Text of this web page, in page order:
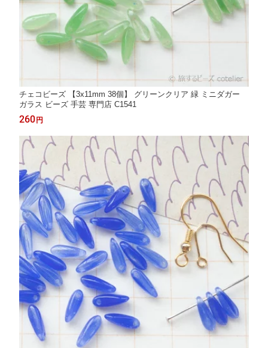
チェコビーズ 【3x11mm 38個】 グリーンクリア 緑 ミニダガー
ガラス ビーズ 手芸 専門店 C1541
260 円